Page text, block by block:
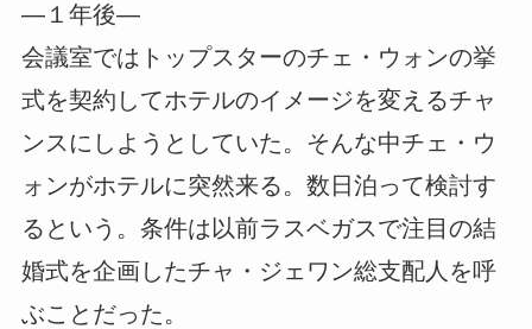
―１年後―
会議室ではトップスターのチェ・ウォンの挙
式を契約してホテルのイメージを変えるチャ
ンスにしようとしていた。そんな中チェ・ウ
ォンがホテルに突然来る。数日泊って検討す
るという。条件は以前ラスベガスで注目の結
婚式を企画したチャ・ジェワン総支配人を呼
ぶことだった。